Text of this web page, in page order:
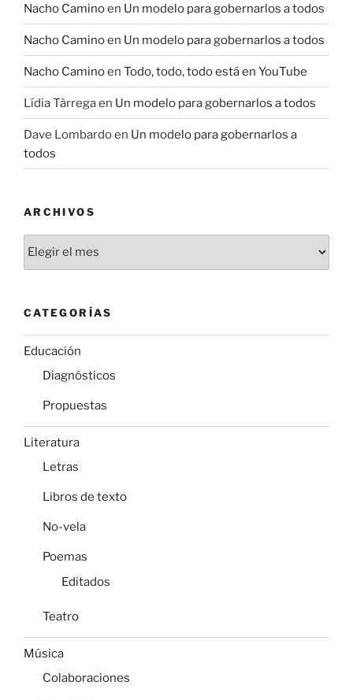
Nacho Caminoen Un modelo para gobernarlos a todos
Nacho Caminoen Un modelo para gobernarlos a todos
Nacho Caminoen Todo, todo, todo está en YouTube
Lídia Tàrregaen Un modelo para gobernarlos a todos
Dave Lombardoen Un modelo para gobernarlos a
todos
ARCHIVOS
CATEGORÍAS
Educación
Diagnósticos
Propuestas
Literatura
Letras
Libros de texto
No-vela
Poemas
Editados
Teatro
Música
Colaboraciones